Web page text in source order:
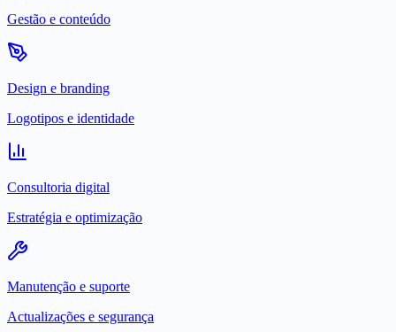
Gestão e conteúdo
Design e branding
Logotipos e identidade
Consultoria digital
Estratégia e optimização
Manutenção e suporte
Actualizações e segurança